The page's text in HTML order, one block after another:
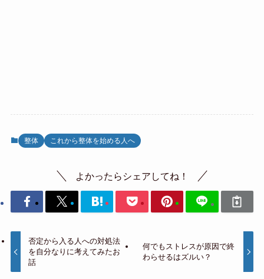
整体 これから整体を始める人へ
よかったらシェアしてね！
否定から入る人への対処法
を自分なりに考えてみたお
話
何でもストレスが原因で終
わらせるはズルい？